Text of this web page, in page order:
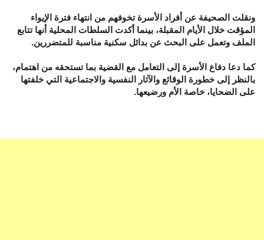
ونقلت الصحيفة عن أفراد الأسرة تخوفهم من انتهاء فترة الإيواء
المؤقت خلال الأيام المقبلة، بينما أكدت السلطات المحلية أنها تتابع
الملف وتعمل على البحث عن بدائل سكنية مناسبة للمتضررين.
كما دعا دفاع الأسرة إلى التعامل مع القضية بما تستحقه من اهتمام،
بالنظر إلى خطورة الوقائع والآثار النفسية والاجتماعية التي خلفتها
على الضحايا، خاصة الأم ورضيعها.